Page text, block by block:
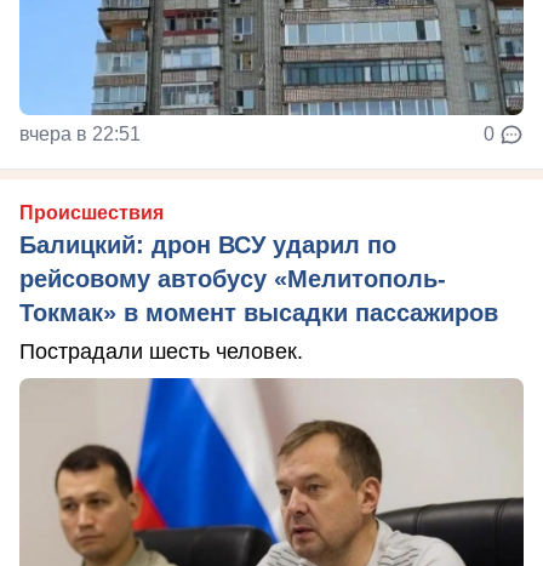
вчера в 22:51 0
Происшествия
Балицкий: дрон ВСУ ударил по
рейсовому автобусу «Мелитополь-
Токмак» в момент высадки пассажиров
Пострадали шесть человек.